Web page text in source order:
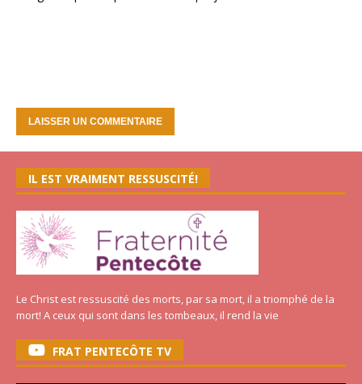
IL EST VRAIMENT RESSUSCITÉ!
Le Christ est ressuscité des morts, par sa mort, il a triomphé de la
mort! A ceux qui sont dans les tombeaux, il rend la vie
FRAT PENTECÔTE TV